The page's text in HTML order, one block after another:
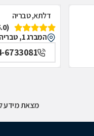
דלתא, טבריה
(5.0)
המברג 1, טבריה
6733081
מצאת מידע